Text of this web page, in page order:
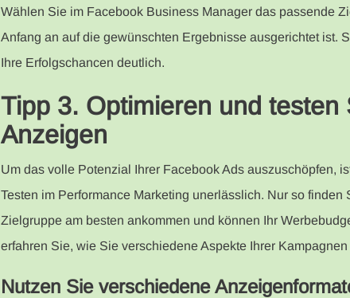
Wählen Sie im Facebook Business Manager das passende
Anfang an auf die gewünschten Ergebnisse ausgerichtet ist.
Ihre Erfolgschancen deutlich.
Tipp 3. Optimieren und testen
Anzeigen
Um das volle Potenzial Ihrer Facebook Ads auszuschöpfen,
Testen im Performance Marketing unerlässlich. Nur so
Zielgruppe am besten ankommen und können Ihr
erfahren Sie, wie Sie verschiedene Aspekte Ihrer
Nutzen Sie verschiedene